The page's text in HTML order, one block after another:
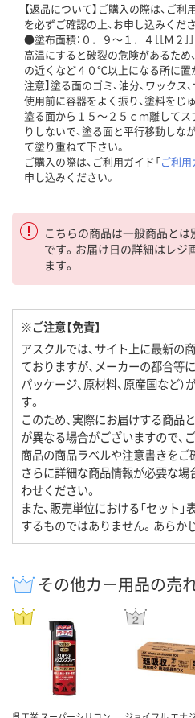
【返品について】ご購入の際は、ご利
を必ずご確認の上、お申し込みくださ
●塗布面積：０．９～１．４［［Ｍ２］
高温にすると破裂の危険があるため
の近くなど４０℃以上になる所に置
注意】塗る面のゴミ、油分、ワックス
使用前に容器をよく振り、塗料を
塗る面から１５～２５ｃｍ離して
りしないで、塗る面と平行移動しな
て塗り重ねて下さい。
ご購入の際は、ご利用ガイド「ご利用
申し込みください。
こちらの商品は一般商品と
です。お届け日の詳細はレジ
ます。
※ご注意【免責】
アスクルでは、サイト上に最新の
ておりますが、メーカーの都合等に
パッケージ、原材料、原産国など
す。
このため、実際にお届けする商品
が異なる場合がございますので、
商品の商品ラベルや注意書きをご
さらに詳細な商品情報が必要な場
わせください。
また、販売単位における「セット
するものではありません。あらか
その他カー用品の売